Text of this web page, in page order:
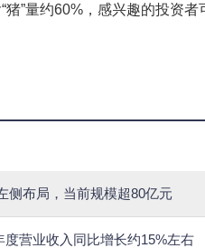
”量约60%，感兴趣的投资
侧布局，当前规模超80亿元
营业收入同比增长约15%左右